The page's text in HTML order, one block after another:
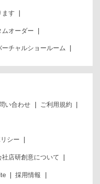
ます
ムオーダー
ーチャルショールーム
い合わせ ご利用規約
シー
社店研創意について
採用情報